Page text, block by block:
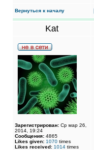
Вернуться к началу
Kat
Зарегистрирован: Ср мар 26,
2014, 19:24
Сообщения: 4865
Likes given: 1070 times
Likes received: 1014 times